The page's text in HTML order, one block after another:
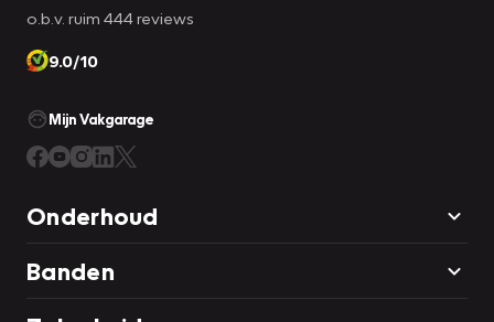
o.b.v. ruim 444 reviews
9.0/10
Mijn Vakgarage
Onderhoud
Banden